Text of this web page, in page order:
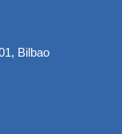
Bilbao